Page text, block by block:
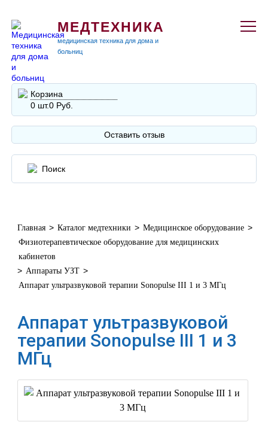
МЕДТЕХНИКА
медицинская техника для дома и
больниц
Корзина
0 шт.0 Руб.
Оставить отзыв
Главная > Каталог медтехники > Медицинское оборудование >
Физиотерапевтическое оборудование для медицинских
кабинетов
> Аппараты УЗТ >
Аппарат ультразвуковой терапии Sonopulse III 1 и 3 МГц
Аппарат ультразвуковой
терапии Sonopulse III 1 и 3
МГц